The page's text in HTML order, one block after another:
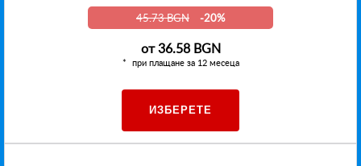
45.73 BGN -20%
от36.58 BGN
при плащане за 12 месеца
ИЗБЕРЕТЕ